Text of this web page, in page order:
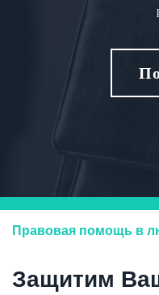
Правовая помощь в
Защитим